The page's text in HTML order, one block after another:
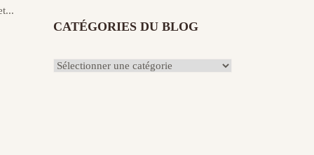
CATÉGORIES DU BLOG
Catégories